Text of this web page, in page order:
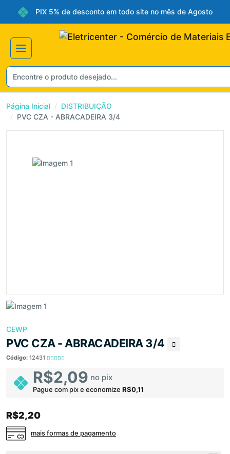
PIX 5% de desconto em todo site no mês de Agosto
Página Inicial
DISTRIBUIÇÃO
PVC CZA - ABRACADEIRA 3/4
CEWP
PVC CZA - ABRACADEIRA 3/4
Código: 12431
R$2,09 no pix
Pague com pix e economize R$0,11
R$2,20
mais formas de pagamento